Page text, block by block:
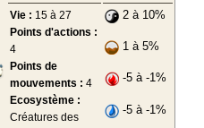
Vie : 15 à 27
Points d'actions :
4
Points de
mouvements : 4
Ecosystème :
Créatures des
2 à 10%
1 à 5%
-5 à -1%
-5 à -1%